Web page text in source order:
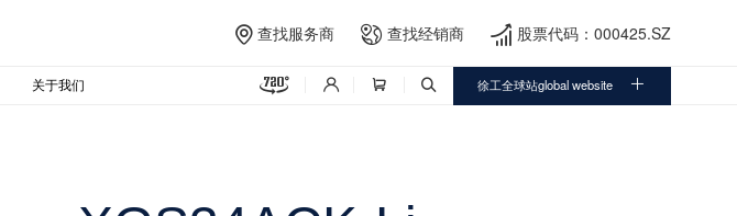
 查找服务商  查找经销商  股票代码：000425.SZ
关于我们     徐工全球站global website 